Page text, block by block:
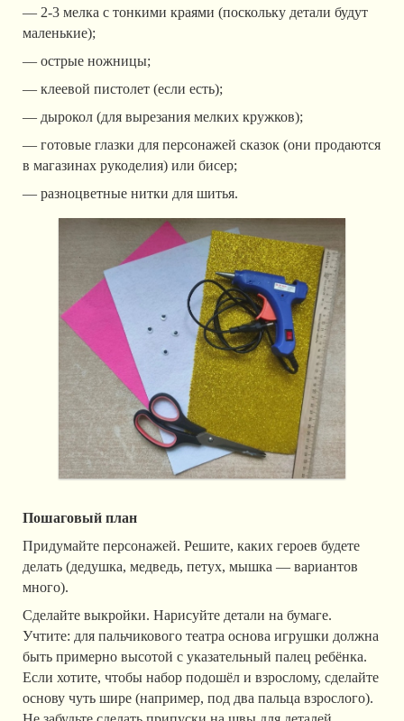
— 2-3 мелка с тонкими краями (поскольку детали будут
маленькие);
— острые ножницы;
— клеевой пистолет (если есть);
— дырокол (для вырезания мелких кружков);
— готовые глазки для персонажей сказок (они продаются
в магазинах рукоделия) или бисер;
— разноцветные нитки для шитья.
Пошаговый план
Придумайте персонажей. Решите, каких героев будете
делать (дедушка, медведь, петух, мышка — вариантов
много).
Сделайте выкройки. Нарисуйте детали на бумаге.
Учтите: для пальчикового театра основа игрушки должна
быть примерно высотой с указательный палец ребёнка.
Если хотите, чтобы набор подошёл и взрослому, сделайте
основу чуть шире (например, под два пальца взрослого).